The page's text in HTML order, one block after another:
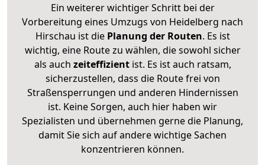
Ein weiterer wichtiger Schritt bei der
Vorbereitung eines Umzugs von Heidelberg nach
Hirschau ist diePlanung der Routen. Es ist
wichtig, eine Route zu wählen, die sowohl sicher
als auch zeiteffizientist. Es ist auch ratsam,
sicherzustellen, dass die Route frei von
Straßensperrungen und anderen Hindernissen
ist. Keine Sorgen, auch hier haben wir
Spezialisten und übernehmen gerne die Planung,
damit Sie sich auf andere wichtige Sachen
konzentrieren können.